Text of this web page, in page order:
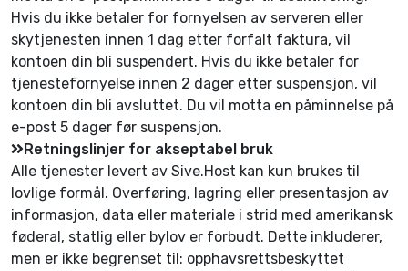
Hvis du ikke betaler for fornyelsen av serveren eller
skytjenesten innen 1 dag etter forfalt faktura, vil
kontoen din bli suspendert. Hvis du ikke betaler for
tjenestefornyelse innen 2 dager etter suspensjon, vil
kontoen din bli avsluttet. Du vil motta en påminnelse på
e-post 5 dager før suspensjon.
Retningslinjer for akseptabel bruk
Alle tjenester levert av Sive.Host kan kun brukes til
lovlige formål. Overføring, lagring eller presentasjon av
informasjon, data eller materiale i strid med amerikansk
føderal, statlig eller bylov er forbudt. Dette inkluderer,
men er ikke begrenset til: opphavsrettsbeskyttet